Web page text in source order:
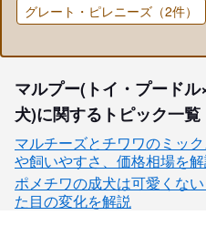
グレート・ピレニーズ（2件）
マルプー(トイ・プード
犬)に関するトピック一覧
マルチーズとチワワのミッ
や飼いやすさ、価格相場を解
ポメチワの成犬は可愛くな
た目の変化を解説